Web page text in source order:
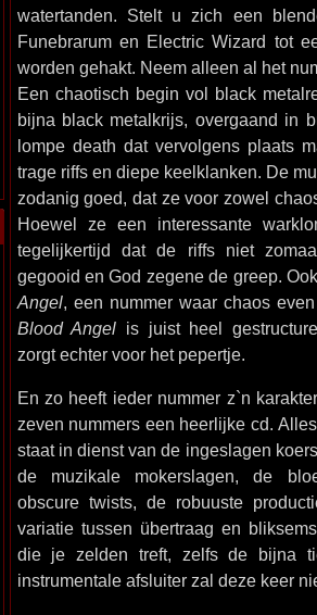
watertanden. Stelt u zich een
Funebrarum en Electric Wizard tot
worden gehakt. Neem alleen al het
Een chaotisch begin vol black
bijna black metalkrijs, overgaand in
lompe death dat vervolgens plaats
trage riffs en diepe keelklanken. De
zodanig goed, dat ze voor zowel
Hoewel ze een interessante
tegelijkertijd dat de riffs niet
gegooid en God zegene de greep.
Angel, een nummer waar chaos
Blood Angel is juist heel
zorgt echter voor het pepertje.
En zo heeft ieder nummer z`n
zeven nummers een heerlijke cd.
staat in dienst van de ingeslagen
de muzikale mokerslagen, de
obscure twists, de robuuste
variatie tussen übertraag en
die je zelden treft, zelfs de bijna
instrumentale afsluiter zal deze keer